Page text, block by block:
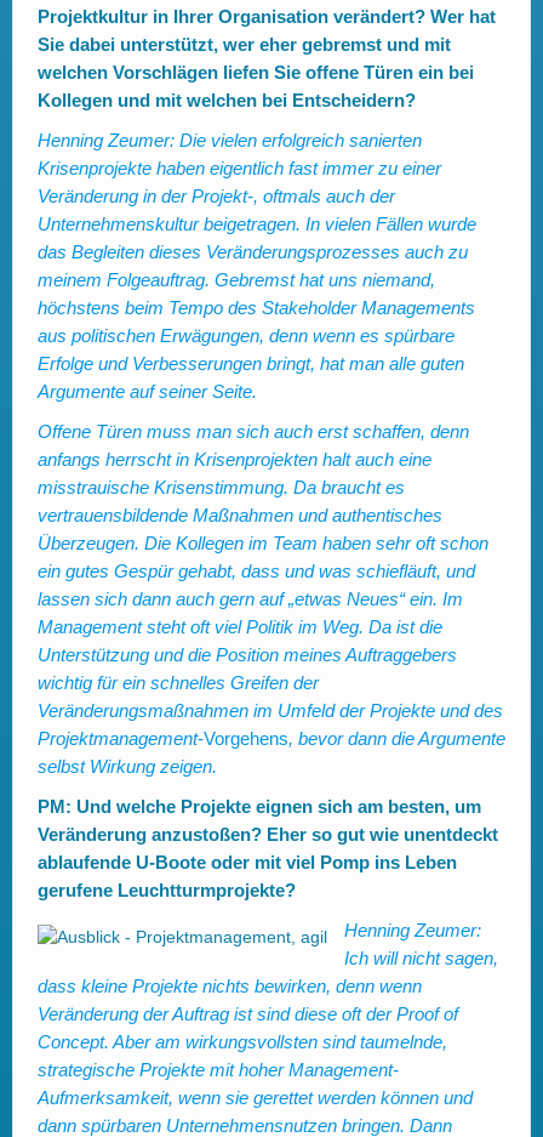
Projektkultur in Ihrer Organisation verändert? Wer hat
Sie dabei unterstützt, wer eher gebremst und mit
welchen Vorschlägen liefen Sie offene Türen ein bei
Kollegen und mit welchen bei Entscheidern?
Henning Zeumer: Die vielen erfolgreich sanierten
Krisenprojekte haben eigentlich fast immer zu einer
Veränderung in der Projekt-, oftmals auch der
Unternehmenskultur beigetragen. In vielen Fällen wurde
das Begleiten dieses Veränderungsprozesses auch zu
meinem Folgeauftrag. Gebremst hat uns niemand,
höchstens beim Tempo des Stakeholder Managements
aus politischen Erwägungen, denn wenn es spürbare
Erfolge und Verbesserungen bringt, hat man alle guten
Argumente auf seiner Seite.
Offene Türen muss man sich auch erst schaffen, denn
anfangs herrscht in Krisenprojekten halt auch eine
misstrauische Krisenstimmung. Da braucht es
vertrauensbildende Maßnahmen und authentisches
Überzeugen. Die Kollegen im Team haben sehr oft schon
ein gutes Gespür gehabt, dass und was schiefläuft, und
lassen sich dann auch gern auf „etwas Neues“ ein. Im
Management steht oft viel Politik im Weg. Da ist die
Unterstützung und die Position meines Auftraggebers
wichtig für ein schnelles Greifen der
Veränderungsmaßnahmen im Umfeld der Projekte und des
Projektmanagement-Vorgehens, bevor dann die Argumente
selbst Wirkung zeigen.
PM: Und welche Projekte eignen sich am besten, um
Veränderung anzustoßen? Eher so gut wie unentdeckt
ablaufende U-Boote oder mit viel Pomp ins Leben
gerufene Leuchtturmprojekte?
Henning Zeumer:
Ich will nicht sagen,
dass kleine Projekte nichts bewirken, denn wenn
Veränderung der Auftrag ist sind diese oft der Proof of
Concept. Aber am wirkungsvollsten sind taumelnde,
strategische Projekte mit hoher Management-
Aufmerksamkeit, wenn sie gerettet werden können und
dann spürbaren Unternehmensnutzen bringen. Dann